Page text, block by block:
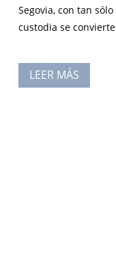
Segovia, con tan
custodia se
LEER MÁS